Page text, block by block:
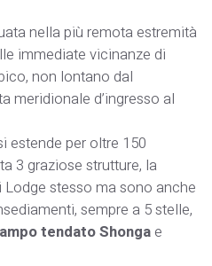
nella più remota estremità
immediate vicinanze di
non lontano dal
meridionale d’ingresso al
estende per oltre 150
3 graziose strutture, la
stesso ma sono anche
sempre a 5 stelle,
tendato Shongae